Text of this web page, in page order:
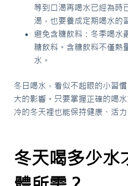
等到口渴再喝水已經為時
渴，也要養成定期喝水的
避免含糖飲料：冬季喝水
糖飲料。含糖飲料不僅熱
水。
冬日喝水，看似不起眼的小習
大的影響。只要掌握正確的喝
冷的冬天裡也能保持健康、活力
冬天喝多少水